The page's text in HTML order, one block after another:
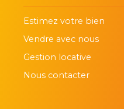
Estimez votre bien
Vendre avec nous
Gestion locative
Nous contacter